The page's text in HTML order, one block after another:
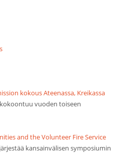
kokous Ateenassa, Kreikassa
vuoden toiseen
and the Volunteer Fire Service
kansainvälisen symposiumin